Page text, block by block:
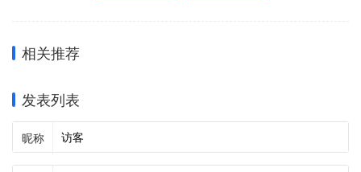
相关推荐
发表列表
昵称